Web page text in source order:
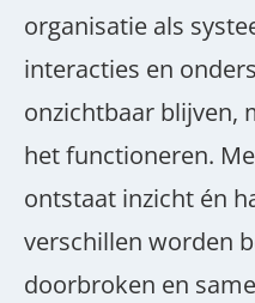
organisatie als
interacties en
onzichtbaar blijven,
het functioneren.
ontstaat inzicht én
verschillen worden
doorbroken en